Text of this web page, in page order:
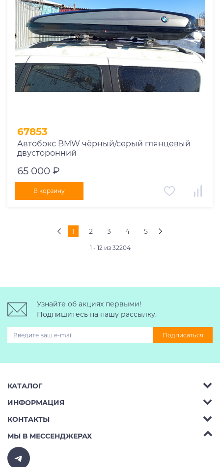
67853
Автобокс BMW чёрный/серый глянцевый
двусторонний
65 000 ₽
В корзину
1 2 3 4 5
1 - 12 из 32204
Узнайте об акциях первыми!
Подпишитесь на нашу рассылку.
Подписаться
КАТАЛОГ
Багажник на крышу авто
Автобоксы
Крепления велосипедов на авто
Крепления лыж и сноубордов на авто
ИНФОРМАЦИЯ
Аренда
Ремонт
Доставка
КОНТАКТЫ
Телефон: 8 (495) 2367486
Бесплатно РФ:
E-mail:
МЫ В МЕССЕНДЖЕРАХ